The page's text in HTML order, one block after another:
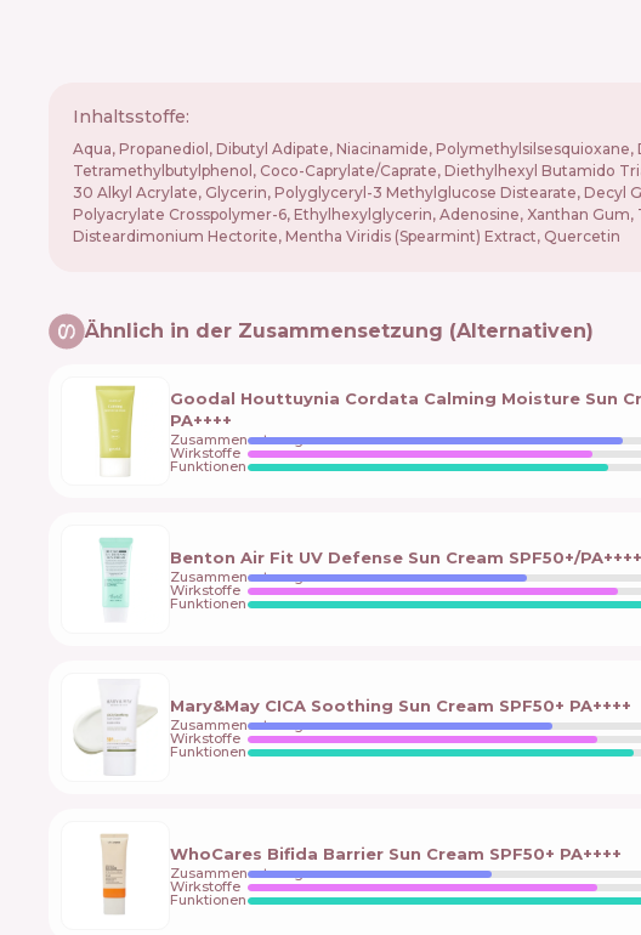
Inhaltsstoffe:
Aqua, Propanediol, Dibutyl Adipate, Niacinamide,
Tetramethylbutylphenol, Coco-Caprylate/Caprate, Diethylhexyl Butamido
30 Alkyl Acrylate, Glycerin, Polyglyceryl-3 Methylglucose Distearate, Decyl
Polyacrylate Crosspolymer-6, Ethylhexylglycerin, Adenosine, Xanthan
Disteardimonium Hectorite, Mentha Viridis (Spearmint) Extract, Quercetin
Ähnlich in der Zusammensetzung (Alternativen)
Goodal Houttuynia Cordata Calming Moisture Sun
PA++++
Zusammensetzung
Wirkstoffe
Funktionen
Benton Air Fit UV Defense Sun Cream SPF50+/PA++++
Zusammensetzung
Wirkstoffe
Funktionen
Mary&May CICA Soothing Sun Cream SPF50+ PA++++
Zusammensetzung
Wirkstoffe
Funktionen
WhoCares Bifida Barrier Sun Cream SPF50+ PA++++
Zusammensetzung
Wirkstoffe
Funktionen